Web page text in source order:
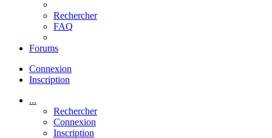
Rechercher
FAQ
Forums
Connexion
Inscription
...
Rechercher
Connexion
Inscription